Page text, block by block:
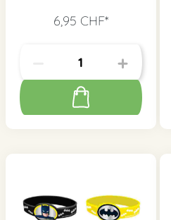
6,95 CHF*